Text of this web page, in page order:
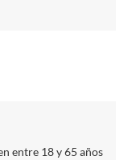
entre 18 y 65 años